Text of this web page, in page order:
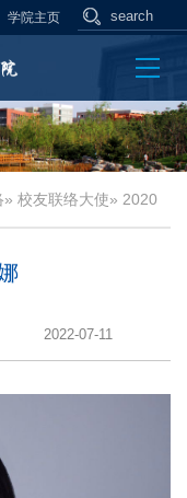
学院主页
» 校友联络大使» 2020
2022-07-11